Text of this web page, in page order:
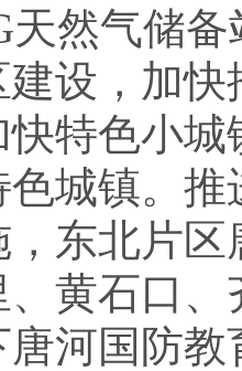
天然气储
建设，加
特色小
色城镇。
，东北片
、黄石口
唐河国防